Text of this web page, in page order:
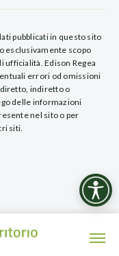
pubblicati in questo sito
esclusivamente scopo
Edison Regea
errori od omissioni
diretto, indiretto o
delle informazioni
nel sito o per
siti.